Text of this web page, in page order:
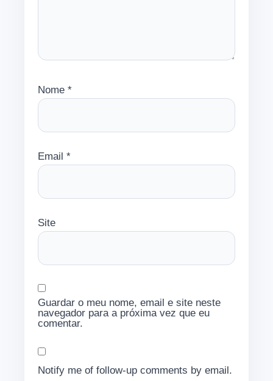
Nome *
Email *
Site
Guardar o meu nome, email e site neste
navegador para a próxima vez que eu
comentar.
Notify me of follow-up comments by email.